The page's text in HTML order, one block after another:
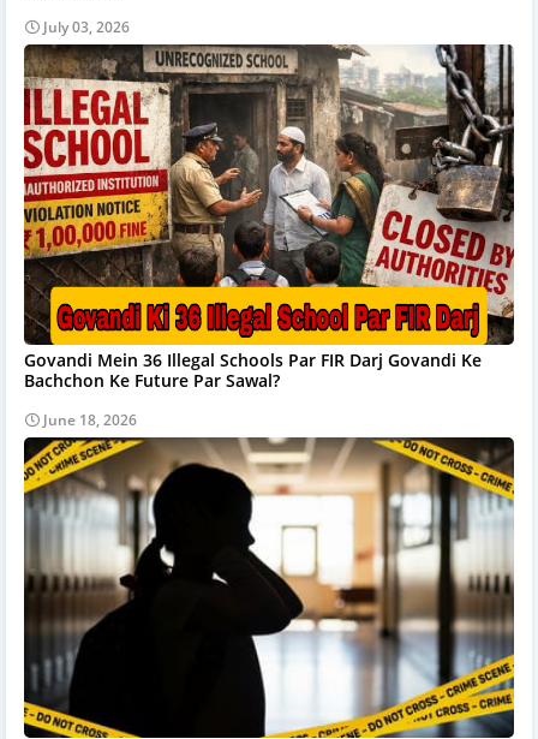
July 03, 2026
Govandi Mein 36 Illegal Schools Par FIR Darj Govandi Ke
Bachchon Ke Future Par Sawal?
June 18, 2026